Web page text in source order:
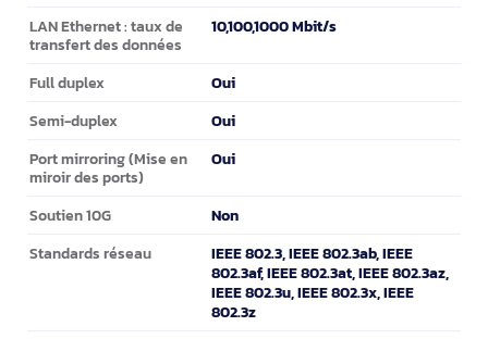
LAN Ethernet : taux de
transfert des données
10,100,1000 Mbit/s
Full duplex Oui
Semi-duplex Oui
Port mirroring (Mise en
miroir des ports)
Oui
Soutien 10G Non
Standards réseau
IEEE 802.3, IEEE 802.3ab, IEEE
802.3af, IEEE 802.3at, IEEE 802.3az,
IEEE 802.3u, IEEE 802.3x, IEEE
802.3z